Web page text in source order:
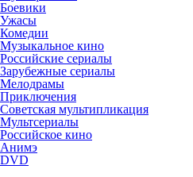
Боевики
Ужасы
Комедии
Музыкальное кино
Российские сериалы
Зарубежные сериалы
Мелодрамы
Приключения
Советская мультипликация
Мультсериалы
Российское кино
Анимэ
DVD